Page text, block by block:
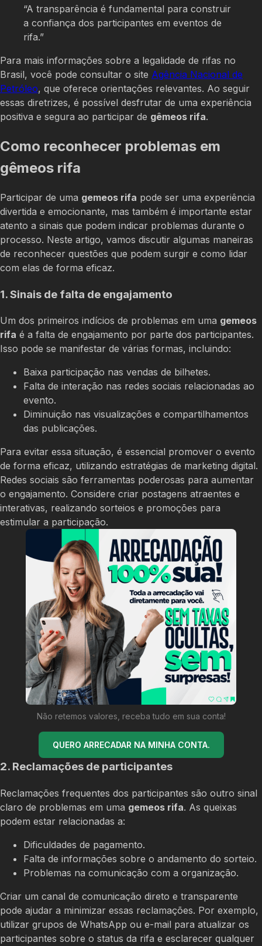
“A transparência é fundamental para construir
a confiança dos participantes em eventos de
rifa.”
Para mais informações sobre a legalidade de rifas no
Brasil, você pode consultar o site Agência Nacional de
Petróleo, que oferece orientações relevantes. Ao seguir
essas diretrizes, é possível desfrutar de uma experiência
positiva e segura ao participar de gêmeos rifa.
Como reconhecer problemas em
gêmeos rifa
Participar de uma gemeos rifa pode ser uma experiência
divertida e emocionante, mas também é importante estar
atento a sinais que podem indicar problemas durante o
processo. Neste artigo, vamos discutir algumas maneiras
de reconhecer questões que podem surgir e como lidar
com elas de forma eficaz.
1. Sinais de falta de engajamento
Um dos primeiros indícios de problemas em uma gemeos
rifa é a falta de engajamento por parte dos participantes.
Isso pode se manifestar de várias formas, incluindo:
Baixa participação nas vendas de bilhetes.
Falta de interação nas redes sociais relacionadas ao
evento.
Diminuição nas visualizações e compartilhamentos
das publicações.
Para evitar essa situação, é essencial promover o evento
de forma eficaz, utilizando estratégias de marketing digital.
Redes sociais são ferramentas poderosas para aumentar
o engajamento. Considere criar postagens atraentes e
interativas, realizando sorteios e promoções para
estimular a participação.
Não retemos valores, receba tudo em sua conta!
QUERO ARRECADAR NA MINHA CONTA.
2. Reclamações de participantes
Reclamações frequentes dos participantes são outro sinal
claro de problemas em uma gemeos rifa. As queixas
podem estar relacionadas a:
Dificuldades de pagamento.
Falta de informações sobre o andamento do sorteio.
Problemas na comunicação com a organização.
Criar um canal de comunicação direto e transparente
pode ajudar a minimizar essas reclamações. Por exemplo,
utilizar grupos de WhatsApp ou e-mail para atualizar os
participantes sobre o status da rifa e esclarecer qualquer